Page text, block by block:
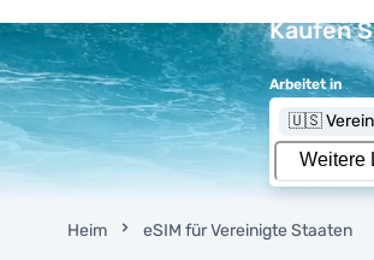
Kaufen
Arbeitet in
🇺🇸
Heim eSIM für Vereinigte Staaten